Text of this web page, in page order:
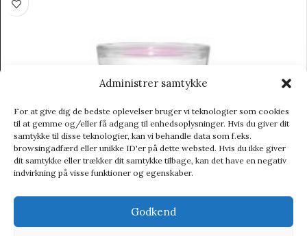
Administrer samtykke
For at give dig de bedste oplevelser bruger vi teknologier som cookies
til at gemme og/eller få adgang til enhedsoplysninger. Hvis du giver dit
samtykke til disse teknologier, kan vi behandle data som f.eks.
browsingadfærd eller unikke ID'er på dette websted. Hvis du ikke giver
dit samtykke eller trækker dit samtykke tilbage, kan det have en negativ
indvirkning på visse funktioner og egenskaber.
Godkend